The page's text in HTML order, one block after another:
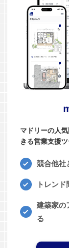
マドリーの人
きる営業支援
競合他社
トレン
建築家の
る